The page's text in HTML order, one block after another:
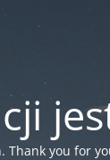
Thank you for